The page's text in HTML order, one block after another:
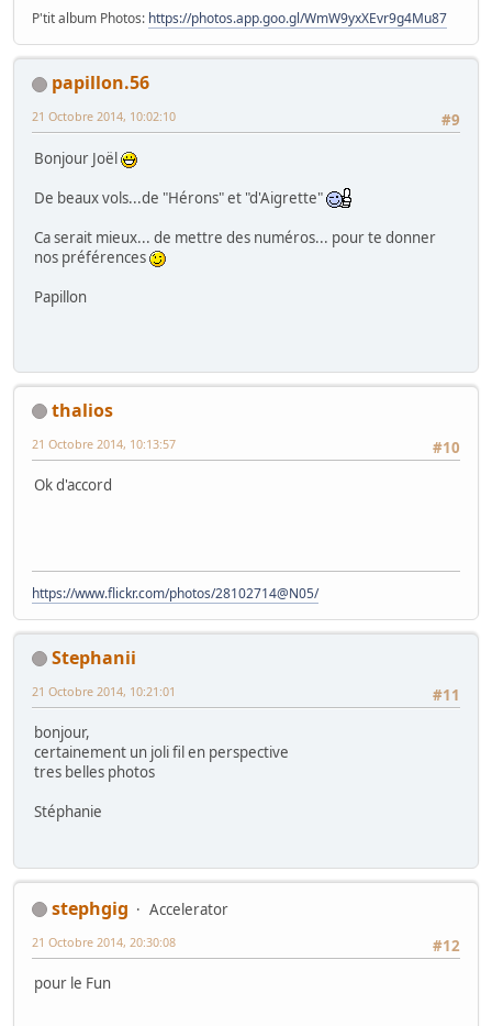
P'tit album Photos: https://photos.app.goo.gl/WmW9yxXEvr9g4Mu87
papillon.56
#9
21 Octobre 2014, 10:02:10
Bonjour Joël
De beaux vols...de "Hérons" et "d'Aigrette"
Ca serait mieux... de mettre des numéros... pour te donner
nos préférences
Papillon
thalios
#10
21 Octobre 2014, 10:13:57
Ok d'accord
https://www.flickr.com/photos/28102714@N05/
Stephanii
#11
21 Octobre 2014, 10:21:01
bonjour,
certainement un joli fil en perspective
tres belles photos
Stéphanie
stephgig
Accelerator
#12
21 Octobre 2014, 20:30:08
pour le Fun